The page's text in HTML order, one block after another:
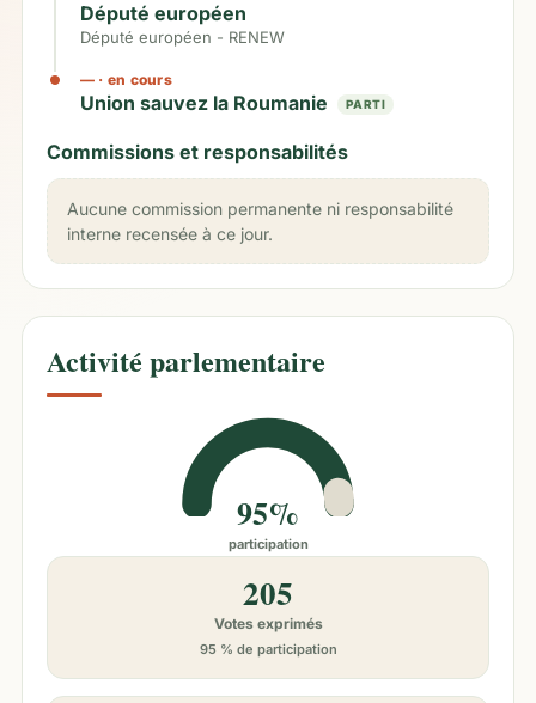
Député européen
Député européen - RENEW
— · en cours
Union sauvez la Roumanie PARTI
Commissions et responsabilités
Aucune commission permanente ni responsabilité
interne recensée à ce jour.
Activité parlementaire
95%
participation
205
Votes exprimés
95 % de participation